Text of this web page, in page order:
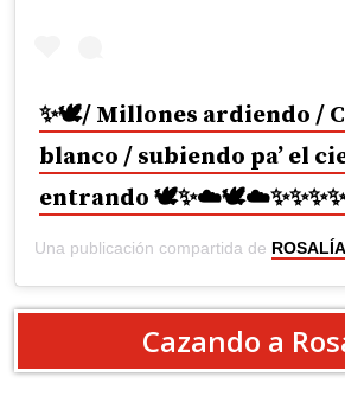
✨🕊/ Millones ardiendo /
blanco / subiendo pa’ el
entrando 🕊✨☁️🕊☁️✨✨✨✨
Una publicación compartida de ROSALÍA
Cazando a